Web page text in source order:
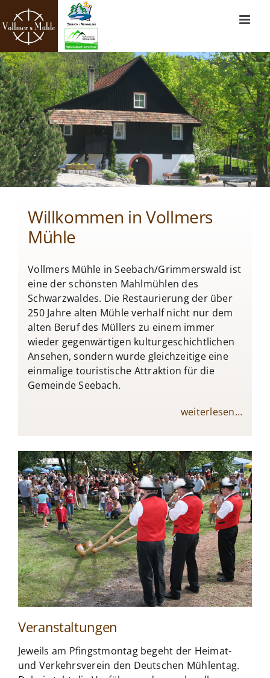
Inhalt
springen
Willkommen in Vollmers
Mühle
Vollmers Mühle in Seebach/Grimmerswald ist
eine der schönsten Mahlmühlen des
Schwarzwaldes. Die Restaurierung der über
250 Jahre alten Mühle verhalf nicht nur dem
alten Beruf des Müllers zu einem immer
wieder gegenwärtigen kulturgeschichtlichen
Ansehen, sondern wurde gleichzeitige eine
einmalige touristische Attraktion für die
Gemeinde Seebach.
weiterlesen…
Veranstaltungen
Jeweils am Pfingstmontag begeht der Heimat-
und Verkehrsverein den Deutschen Mühlentag.